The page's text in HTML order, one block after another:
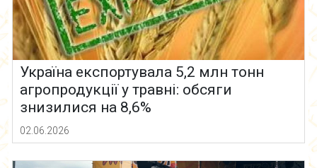
Україна експортувала 5,2 млн тонн
агропродукції у травні: обсяги
знизилися на 8,6%
02.06.2026